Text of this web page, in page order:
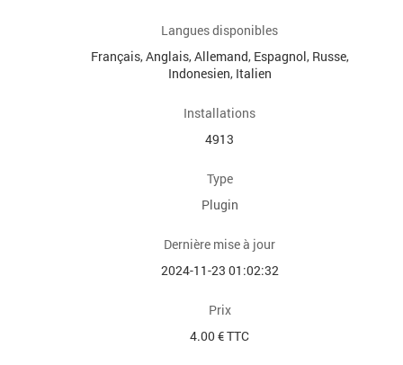
Langues disponibles
Français, Anglais, Allemand, Espagnol, Russe,
Indonesien, Italien
Installations
4913
Type
Plugin
Dernière mise à jour
2024-11-23 01:02:32
Prix
4.00 € TTC